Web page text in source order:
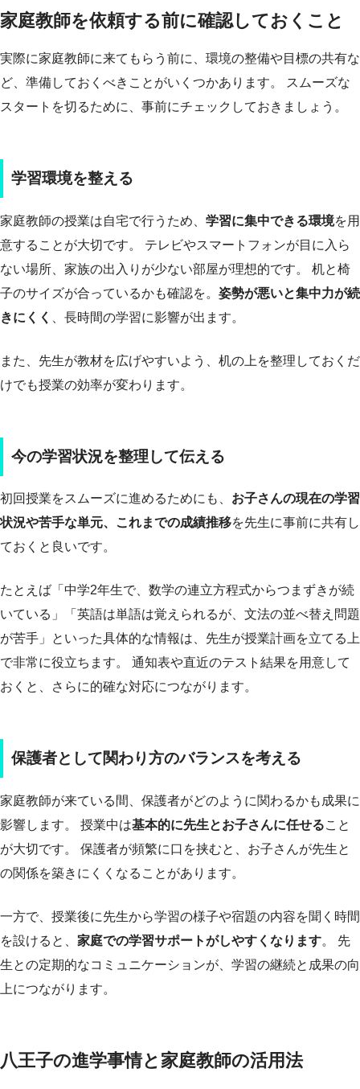
家庭教師を依頼する前に確認しておくこと
実際に家庭教師に来てもらう前に、環境の整備や目標の共有な
ど、準備しておくべきことがいくつかあります。 スムーズな
スタートを切るために、事前にチェックしておきましょう。
学習環境を整える
家庭教師の授業は自宅で行うため、 学習に集中できる環境を用
意することが大切です。 テレビやスマートフォンが目に入ら
ない場所、家族の出入りが少ない部屋が理想的です。 机と椅
子のサイズが合っているかも確認を。 姿勢が悪いと集中力が続
きにくく
、長時間の学習に影響が出ます。
また、先生が教材を広げやすいよう、机の上を整理しておくだ
けでも授業の効率が変わります。
今の学習状況を整理して伝える
初回授業をスムーズに進めるためにも、 お子さんの現在の学習
状況や苦手な単元、これまでの成績推移を先生に事前に共有し
ておくと良いです。
たとえば「中学2年生で、数学の連立方程式からつまずきが続
いている」「英語は単語は覚えられるが、文法の並べ替え問題
が苦手」といった具体的な情報は、先生が授業計画を立てる上
で非常に役立ちます。 通知表や直近のテスト結果を用意して
おくと、さらに的確な対応につながります。
保護者として関わり方のバランスを考える
家庭教師が来ている間、保護者がどのように関わるかも成果に
影響します。 授業中は基本的に先生とお子さんに任せること
が大切です。 保護者が頻繁に口を挟むと、お子さんが先生と
の関係を築きにくくなることがあります。
一方で、授業後に先生から学習の様子や宿題の内容を聞く時間
を設けると、 家庭での学習サポートがしやすくなります。 先
生との定期的なコミュニケーションが、学習の継続と成果の向
上につながります。
八王子の進学事情と家庭教師の活用法